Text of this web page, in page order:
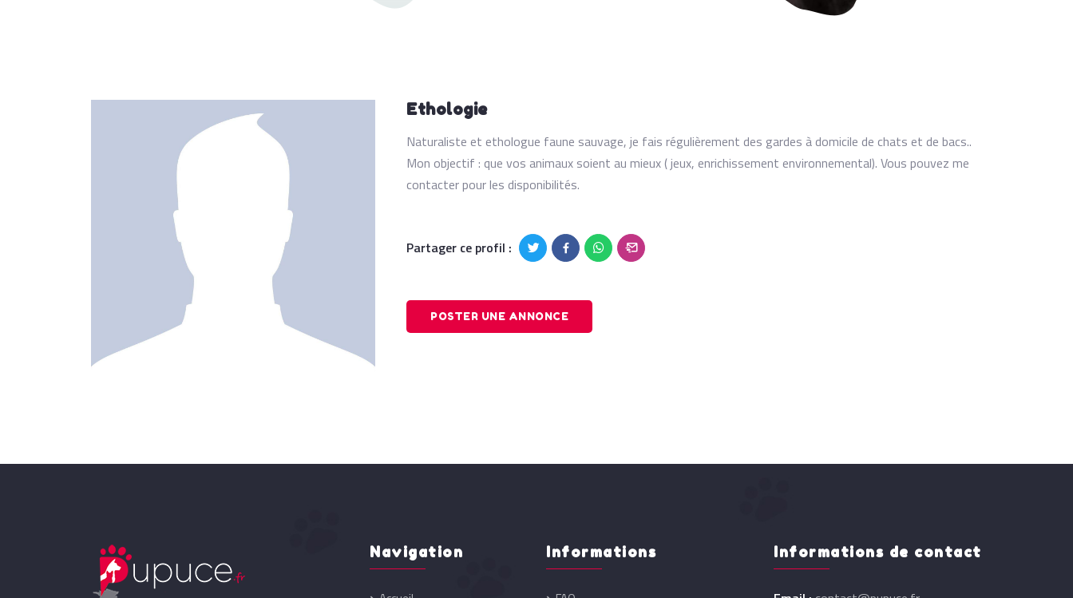
Ethologie
Naturaliste et ethologue faune sauvage, je fais régulièrement des gardes à domicile de chats et de bacs..
Mon objectif : que vos animaux soient au mieux ( jeux, enrichissement environnemental). Vous pouvez me
contacter pour les disponibilités.
Partager ce profil :
POSTER UNE ANNONCE
Navigation Informations Informations de contact